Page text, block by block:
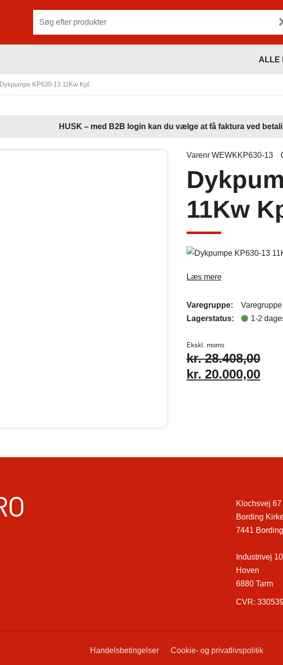
ALLE
Dykpumpe KP630-13 11Kw Kpl.
HUSK – med B2B login kan du vælge at få faktura ved
Varenr WEWKKP630-13
11Kw
Læs mere
Varegruppe:
Lagerstatus:
1-2
Ekskl. moms
kr.28.408,00
kr. 20.000,00
Klochsvej 67
Bording
7441 Bording
Industrivej 10
Hoven
6880 Tarm
CVR:
Handelsbetingelser Cookie- og privatlivspolitik